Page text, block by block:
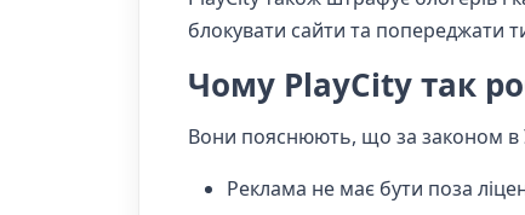
блокувати сайти та попереджати
Чому PlayCity так
Вони пояснюють, що за законом в
Реклама не має бути поза